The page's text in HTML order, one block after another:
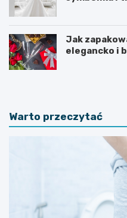
Jak
elegancko i
Warto przeczytać